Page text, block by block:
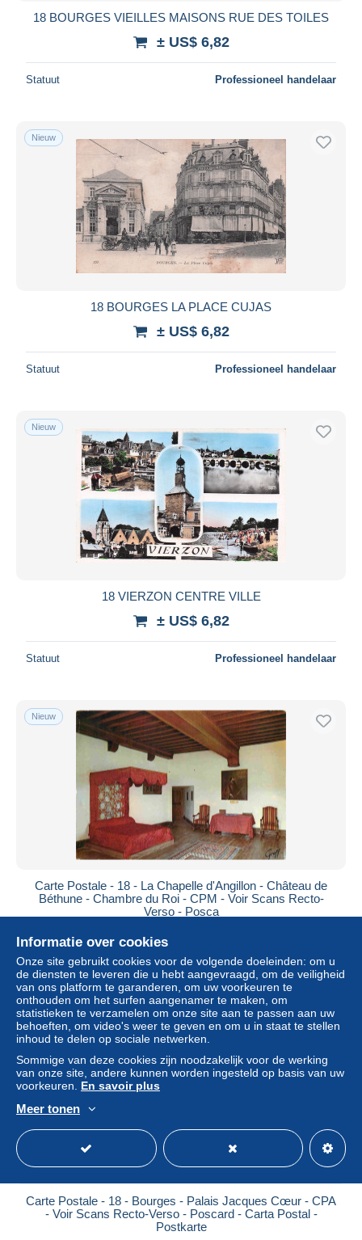
18 BOURGES VIEILLES MAISONS RUE DES TOILES
± US$ 6,82
Statuut Professioneel handelaar
Nieuw
18 BOURGES LA PLACE CUJAS
± US$ 6,82
Statuut Professioneel handelaar
Nieuw
18 VIERZON CENTRE VILLE
± US$ 6,82
Statuut Professioneel handelaar
Nieuw
Carte Postale - 18 - La Chapelle d'Angillon - Château de
Béthune - Chambre du Roi - CPM - Voir Scans Recto-
Verso - Posca
± US$ 2,31
Statuut Professioneel handelaar
Nieuw
Carte Postale - 18 - Bourges - Palais Jacques Cœur - CPA
- Voir Scans Recto-Verso - Poscard - Carta Postal -
Postkarte
Informatie over cookies
Onze site gebruikt cookies voor de volgende doeleinden: om u
de diensten te leveren die u hebt aangevraagd, om de veiligheid
van ons platform te garanderen, om uw voorkeuren te
onthouden om het surfen aangenamer te maken, om
statistieken te verzamelen om onze site aan te passen aan uw
behoeften, om video's weer te geven en om u in staat te stellen
inhoud te delen op sociale netwerken.
Sommige van deze cookies zijn noodzakelijk voor de werking
van onze site, andere kunnen worden ingesteld op basis van uw
voorkeuren. En savoir plus
Meer tonen